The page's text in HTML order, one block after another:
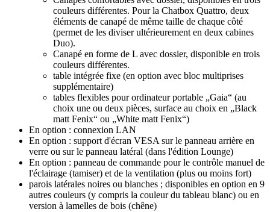
couleurs différentes. Pour la Chatbox Quattro, deux
éléments de canapé de même taille de chaque côté
(permet de les diviser ultérieurement en deux cabines
Duo).
Canapé en forme de L avec dossier, disponible en trois
couleurs différentes.
table intégrée fixe (en option avec bloc multiprises
supplémentaire)
tables flexibles pour ordinateur portable „Gaia“ (au
choix une ou deux pièces, surface au choix en „Black
matt Fenix“ ou „White matt Fenix“)
En option : connexion LAN
En option : support d'écran VESA sur le panneau arrière en
verre ou sur le panneau latéral (dans l'édition Lounge)
En option : panneau de commande pour le contrôle manuel de
l'éclairage (tamiser) et de la ventilation (plus ou moins fort)
parois latérales noires ou blanches ; disponibles en option en 9
autres couleurs (y compris la couleur du tableau blanc) ou en
version à lamelles de bois (chêne)